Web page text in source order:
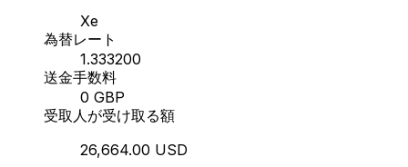
Xe
為替レート
1.333200
送金手数料
0 GBP
受取人が受け取る額
26,664.00 USD